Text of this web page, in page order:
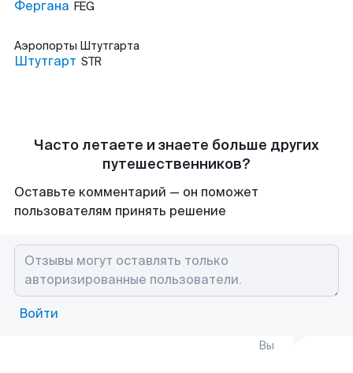
Фергана FEG
Аэропорты Штутгарта
Штутгарт STR
Часто летаете и знаете больше других
путешественников?
Оставьте комментарий — он поможет
пользователям принять решение
Войти
Вы